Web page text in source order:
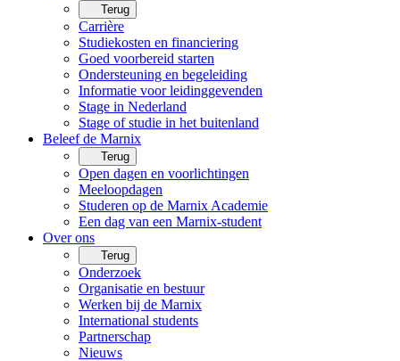
Terug
Carrière
Studiekosten en financiering
Goed voorbereid starten
Ondersteuning en begeleiding
Informatie voor leidinggevenden
Stage in Nederland
Stage of studie in het buitenland
Beleef de Marnix
Terug
Open dagen en voorlichtingen
Meeloopdagen
Studeren op de Marnix Academie
Een dag van een Marnix-student
Over ons
Terug
Onderzoek
Organisatie en bestuur
Werken bij de Marnix
International students
Partnerschap
Nieuws